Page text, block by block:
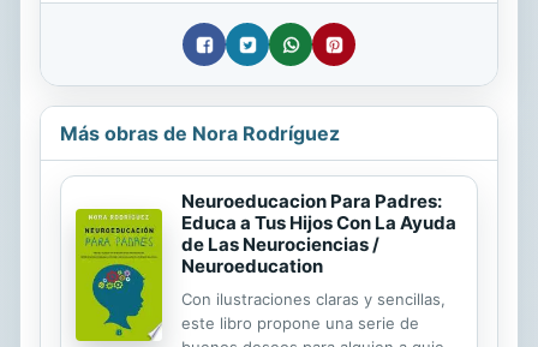
Más obras de Nora Rodríguez
Neuroeducacion Para Padres:
Educa a Tus Hijos Con La Ayuda
de Las Neurociencias /
Neuroeducation
Con ilustraciones claras y sencillas,
este libro propone una serie de